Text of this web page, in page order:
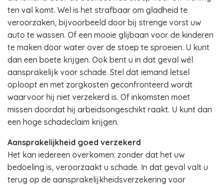
ten val komt. Wel is het strafbaar om gladheid te
veroorzaken, bijvoorbeeld door bij strenge vorst uw
auto te wassen. Of een mooie glijbaan voor de kinderen
te maken door water over de stoep te sproeien. U kunt
dan een boete krijgen. Ook bent u in dat geval wél
aansprakelijk voor schade. Stel dat iemand letsel
oploopt en met zorgkosten geconfronteerd wordt
waarvoor hij niet verzekerd is. Of inkomsten moet
missen doordat hij arbeidsongeschikt raakt. U kunt dan
een hoge schadeclaim krijgen.
Aansprakelijkheid goed verzekerd
Het kan iedereen overkomen: zonder dat het uw
bedoeling is, veroorzaakt u schade. In dat geval valt u
terug op de aansprakelijkheidsverzekering voor